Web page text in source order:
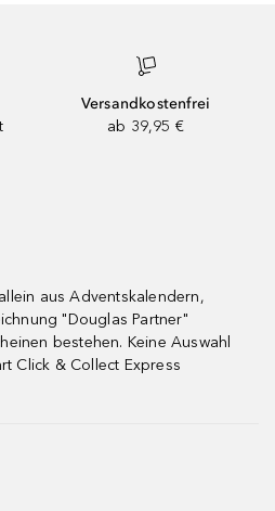
Versandkostenfrei
ab 39,95 €
aus Adventskalendern,
"Douglas Partner"
bestehen. Keine Auswahl
Click & Collect Express